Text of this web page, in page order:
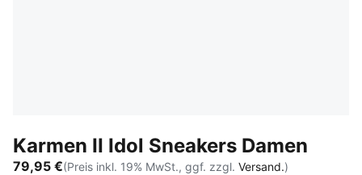
Karmen II Idol Sneakers Damen
79,95 €(Preis inkl. 19% MwSt., ggf. zzgl. Versand.)